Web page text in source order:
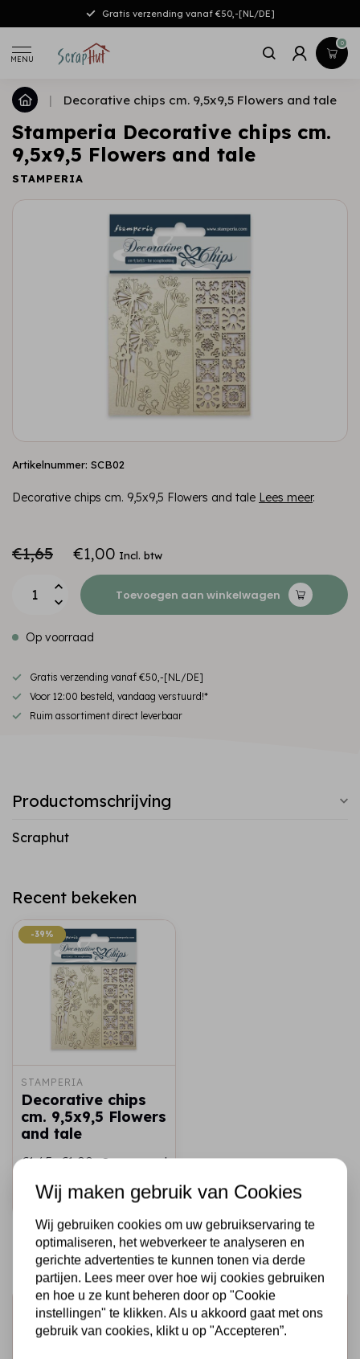
Gratis verzending vanaf €50,-[NL/DE]
MENU
0
| Decorative chips cm. 9,5x9,5 Flowers and tale
Stamperia Decorative chips cm.
9,5x9,5 Flowers and tale
STAMPERIA
Artikelnummer: SCB02
Decorative chips cm. 9,5x9,5 Flowers and tale Lees meer.
€1,65 €1,00 Incl. btw
Toevoegen aan winkelwagen
Op voorraad
Gratis verzending vanaf €50,-[NL/DE]
Voor 12:00 besteld, vandaag verstuurd!*
Ruim assortiment direct leverbaar
Productomschrijving
Scraphut
Recent bekeken
-39%
-39%
STAMPERIA
Decorative chips
cm. 9,5x9,5 Flowers
and tale
€1,65 €1,00 Op voorraad
Snel toevoegen
Schrijf je in voor de nieuwsbrief
Ontvang als eerste onze actie en nieuwe producten
Wij maken gebruik van Cookies
Wij gebruiken cookies om uw gebruikservaring te
optimaliseren, het webverkeer te analyseren en
gerichte advertenties te kunnen tonen via derde
partijen. Lees meer over hoe wij cookies gebruiken
en hoe u ze kunt beheren door op "Cookie
instellingen" te klikken. Als u akkoord gaat met ons
gebruik van cookies, klikt u op "Accepteren”.